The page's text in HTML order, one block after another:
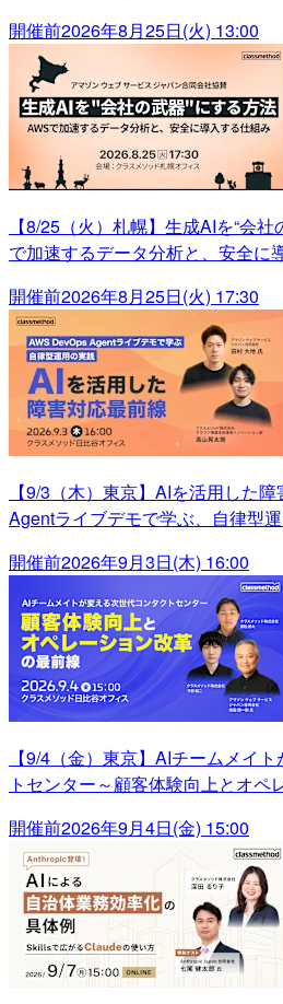
開催前2026年8月25日(火) 13:00
【8/25（火）札幌】生成AIを“会
で加速するデータ分析と、安全に
開催前2026年8月25日(火) 17:30
【9/3（木）東京】AIを活用した
Agentライブデモで学ぶ、自律型
開催前2026年9月3日(木) 16:00
【9/4（金）東京】AIチームメイ
トセンター～顧客体験向上とオペ
開催前2026年9月4日(金) 15:00